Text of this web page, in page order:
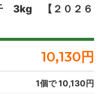
干 3kg 【２０２６
10,130円
1個で10,130円